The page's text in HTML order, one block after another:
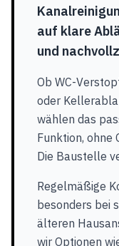
auf klare
und
Ob WC-
oder
wählen das
Funktion, ohne
Die Baustelle
Regelmäßige
besonders bei
älteren
wir Optionen